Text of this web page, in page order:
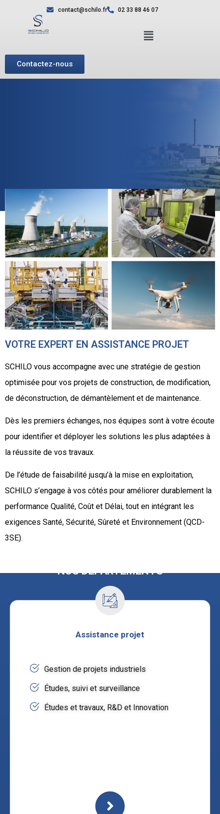
contact@schilo.fr 02 33 88 46 07
Contactez-nous
VOTRE EXPERT EN ASSISTANCE PROJET
SCHILO vous accompagne avec une stratégie de gestion
optimisée pour vos projets de construction, de modification,
de déconstruction, de démantèlement et de maintenance.
Dès les premiers échanges, nos équipes sont à votre écoute
pour identifier et déployer les solutions les plus adaptées à
la réussite de vos travaux.
De l’étude de faisabilité jusqu’à la mise en exploitation,
SCHILO s’engage à vos côtés pour améliorer durablement la
performance Qualité, Coût et Délai, tout en intégrant les
exigences Santé, Sécurité, Sûreté et Environnement (QCD-
3SE).
NOS DÉPARTEMENTS
Assistance projet
Gestion de projets industriels
Études, suivi et surveillance
Études et travaux, R&D et Innovation